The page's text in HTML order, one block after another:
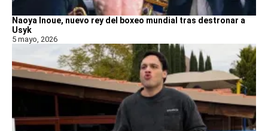
Naoya Inoue, nuevo rey del boxeo mundial tras destronar a
Usyk
5 mayo, 2026